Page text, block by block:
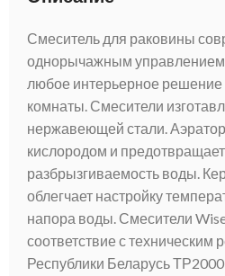
Смеситель для раковины
однорычажным
любое интерьерное
комнаты. Смесители
нержавеющей стали.
кислородом и
разбрызгиваемость воды.
облегчает настройку
напора воды. Смесители
соответствие с техническим
Республики Беларусь